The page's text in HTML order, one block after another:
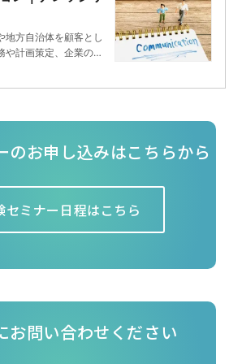
地方自治体を顧客とし
や計画策定、企業の非
メントコンサルティ
のお申し込みはこちらから
セミナー日程はこちら
お問い合わせください